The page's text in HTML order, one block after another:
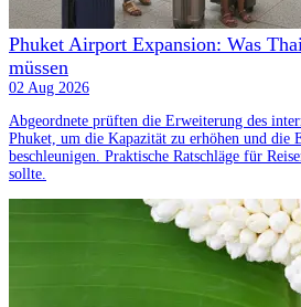
Phuket Airport Expansion: Was
müssen
02 Aug 2026
Abgeordnete prüften die Erweiterung des
Phuket, um die Kapazität zu erhöhen und die
beschleunigen. Praktische Ratschläge für
sollte.